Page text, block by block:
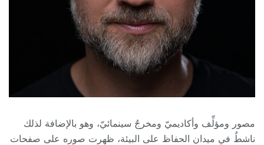
مصور ومؤلِّف وأكاديميّ ومخرجٌ سينمائيّ، وهو بالإضافة لذلك
ناشطٌ في ميدان الحفاظ على البيئة، ظهرت صوره على صفحات